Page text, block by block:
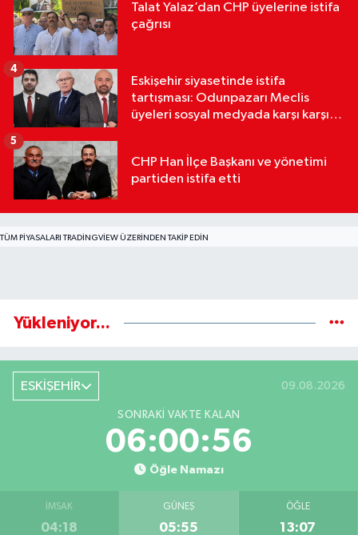
Talat Yalaz’dan CHP üyelerine istifa
çağrısı
Eskişehir siyasetinde istifa
tartışması: Odunpazarı Meclis
üyeleri sosyal medyada karşı karşıya
4
CHP Han İlçe Başkanı ve yönetimi
partiden istifa etti
5
TÜM PIYASALARI TRADINGVIEW ÜZERINDEN TAKIP EDIN
Yükleniyor...
ESKİŞEHİR 09.08.2026
SONRAKI VAKTE KALAN
06:00:55
Öğle Namazı
İMSAK
04:18
GÜNEŞ
05:55
ÖĞLE
13:07